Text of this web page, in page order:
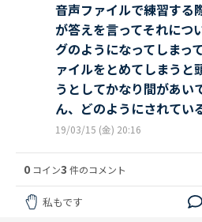
音声ファイルで練習する
が答えを言ってそれにつ
グのようになってしまっ
ァイルをとめてしまうと
うとしてかなり間があい
ん、どのようにされてい
19/03/15 (金) 20:16
0 コイン3 件のコメント
私もです